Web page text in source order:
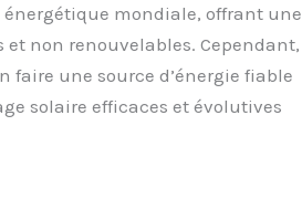
mondiale, offrant une
non renouvelables. Cependant,
faire une source d’énergie fiable
solaire efficaces et évolutives